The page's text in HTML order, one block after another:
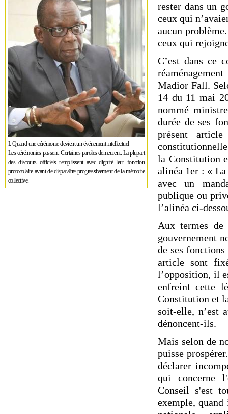
I. Quand une cérémonie devient un événement intellectuel
Les cérémonies passent. Certaines paroles demeurent. La plupart
des discours officiels remplissent avec dignité leur fonction
protocolaire avant de disparaître progressivement de la mémoire
collective.
rester dans un
ceux qui
aucun
ceux qui
C’est dans ce
Madior Fall.
14 du 11 mai
nommé
durée de ses
présent
la Constitution
alinéa 1er : «
avec un
publique ou
l’alinéa ci-
Aux termes
gouvernement
de ses
article sont
l’opposition, il
enfreint cette
Constitution et
soit-elle, n’est
dénoncent-ils.
Mais selon de
puisse
déclarer
qui concerne
Conseil s'est
exemple,